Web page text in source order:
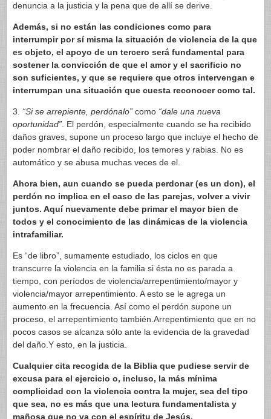
denuncia a la justicia y la pena que de allí se derive.
Además, si no están las condiciones como para
interrumpir por sí misma la situación de violencia de la que
es objeto, el apoyo de un tercero será fundamental para
sostener la convicción de que el amor y el sacrificio no
son suficientes, y que se requiere que otros intervengan e
interrumpan una situación que cuesta reconocer como tal.
3. “Si se arrepiente, perdónalo” como “dale una nueva
oportunidad” . El perdón, especialmente cuando se ha recibido
daños graves, supone un proceso largo que incluye el hecho de
poder nombrar el daño recibido, los temores y rabias. No es
automático y se abusa muchas veces de el.
Ahora bien, aun cuando se pueda perdonar (es un don), el
perdón no implica en el caso de las parejas, volver a vivir
juntos. Aquí nuevamente debe primar el mayor bien de
todos y el conocimiento de las dinámicas de la violencia
intrafamiliar.
Es “de libro”, sumamente estudiado, los ciclos en que
transcurre la violencia en la familia si ésta no es parada a
tiempo, con períodos de violencia/arrepentimiento/mayor y
violencia/mayor arrepentimiento. A esto se le agrega un
aumento en la frecuencia. Así como el perdón supone un
proceso, el arrepentimiento también.Arrepentimiento que en no
pocos casos se alcanza sólo ante la evidencia de la gravedad
del daño.Y esto, en la justicia.
Cualquier cita recogida de la Biblia que pudiese servir de
excusa para el ejercicio o, incluso, la más mínima
complicidad con la violencia contra la mujer, sea del tipo
que sea, no es más que una lectura fundamentalista y
mañosa que no va con el espíritu de Jesús.